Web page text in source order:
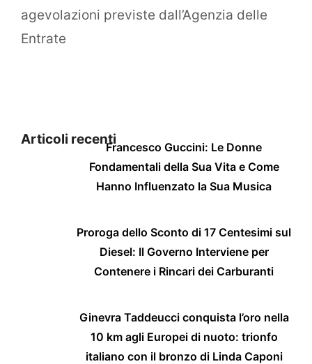
agevolazioni previste dall’Agenzia delle
Entrate
Articoli recentiFrancesco Guccini: Le Donne
Fondamentali della Sua Vita e Come
Hanno Influenzato la Sua Musica
Proroga dello Sconto di 17 Centesimi sul
Diesel: Il Governo Interviene per
Contenere i Rincari dei Carburanti
Ginevra Taddeucci conquista l’oro nella
10 km agli Europei di nuoto: trionfo
italiano con il bronzo di Linda Caponi